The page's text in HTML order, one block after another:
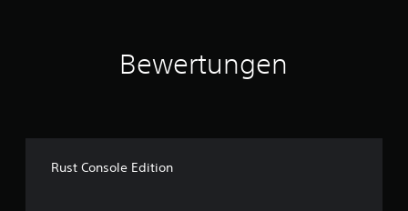
Bewertungen
Rust Console Edition